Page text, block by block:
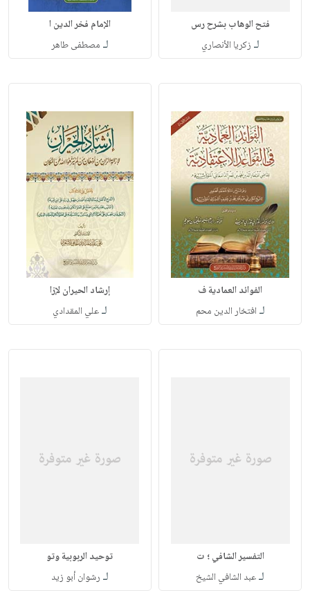
فتح الوهاب بشرح رس
لـ زكريا الأنصاري
الإمام فخر الدين ا
لـ مصطفى طاهر
الفوائد العمادية ف
لـ افتخار الدين محم
إرشاد الحيران لإزا
لـعلي المقدادي
التفسير الشافي ؛ ت
لـعبد الشافي الشيخ
توحيد الربوبية وتو
لـ رشوان أبو زيد